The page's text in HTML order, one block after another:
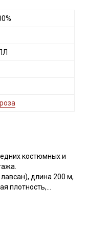
костюмных и
длина 200 м,
плотность,
на узкие
персональных
персональных
и